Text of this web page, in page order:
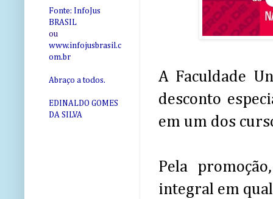
A Faculdade
desconto
em um dos
Pela
integral em
Fonte: InfoJus
BRASIL
ou
www.infojusbrasil.c
om.br
Abraço a todos.
EDINALDO GOMES
DA SILVA